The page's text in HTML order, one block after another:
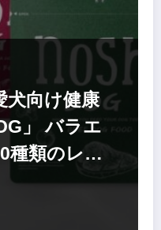
犬向け健康
」 バラエ
種類のレト